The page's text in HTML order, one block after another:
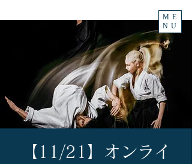
ME
NU
【11/21】オンライ